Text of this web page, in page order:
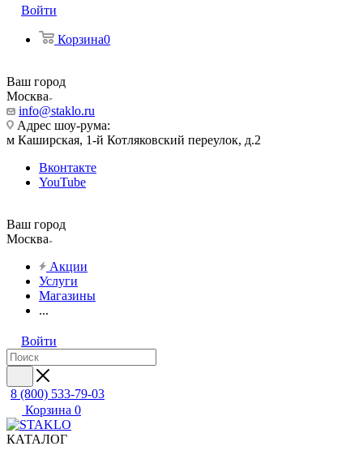
Войти
Корзина0
Ваш город
Москва
info@staklo.ru
Адрес шоу-рума:
м Каширская, 1-й Котляковский переулок, д.2
Вконтакте
YouTube
Ваш город
Москва
Акции
Услуги
Магазины
...
Войти
8 (800) 533-79-03
Корзина 0
КАТАЛОГ